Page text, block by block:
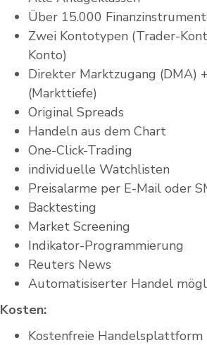
Über 15.000
Zwei Kontotypen (Trader-
Konto)
Direkter Marktzugang (DMA)
(Markttiefe)
Original Spreads
Handeln aus dem Chart
One-Click-Trading
individuelle Watchlisten
Preisalarme per E-Mail oder
Backtesting
Market Screening
Indikator-Programmierung
Reuters News
Automatisiserter Handel
Kosten:
Kostenfreie Handelsplattform